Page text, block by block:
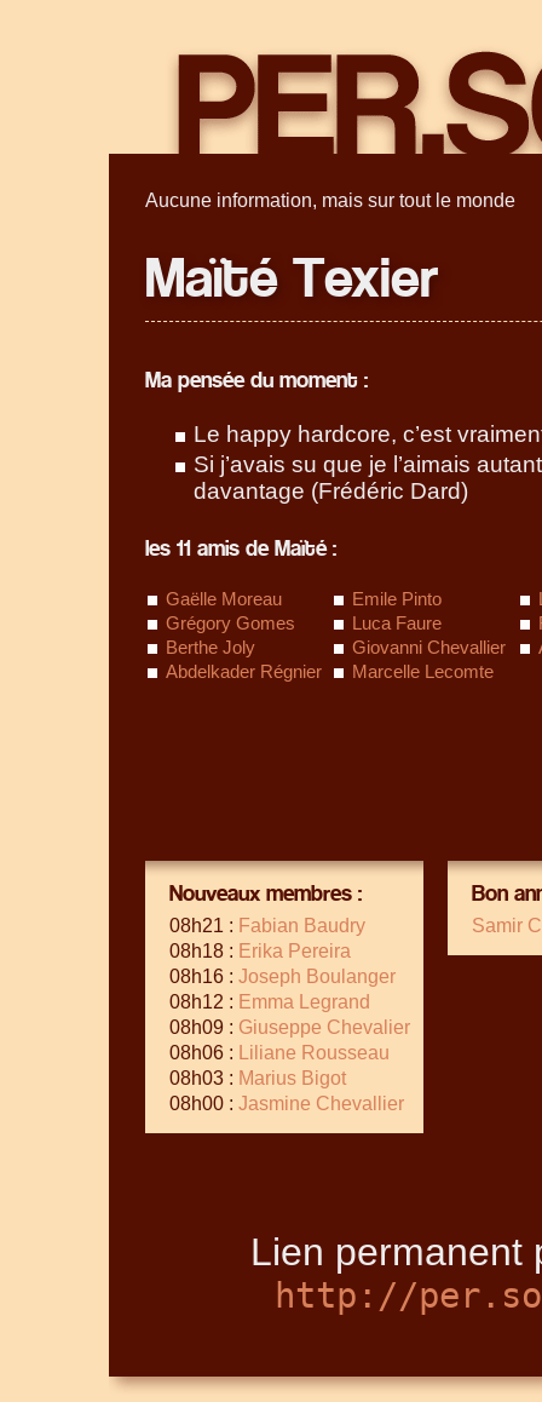
Aucune information, mais sur tout le monde
Maïté Texier
Ma pensée du moment :
Le happy hardcore, c’est
Si j’avais su que je l’aimais
davantage (Frédéric Dard)
les 11 amis de Maïté :
Gaëlle Moreau Emile Pinto
Grégory Gomes
Luca Faure
Berthe Joly
Giovanni Chevallier
Abdelkader Régnier
Marcelle Lecomte
Nouveaux membres :
08h21 : Fabian Baudry
08h18 : Erika Pereira
08h16 : Joseph Boulanger
08h12 : Emma Legrand
08h09 : Giuseppe Chevalier
08h06 :
Liliane Rousseau
08h03 : Marius Bigot
08h00 : Jasmine Chevallier
Bon
Samir
Lien permanent
http://